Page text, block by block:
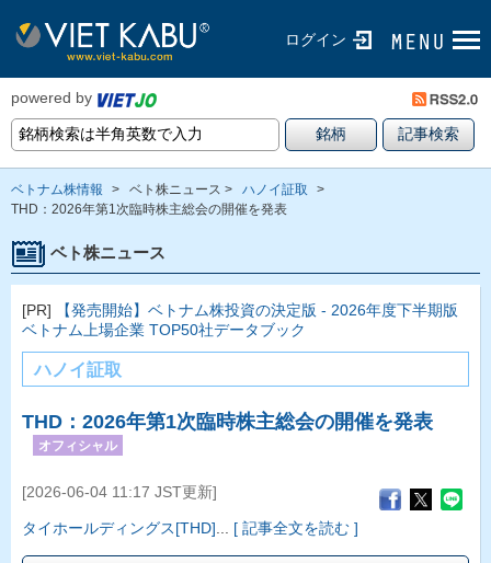
ログイン
powered by
ベトナム株情報 > ベト株ニュース > ハノイ証取
>
THD：2026年第1次臨時株主総会の開催を発表
ベト株ニュース
[PR]
【発売開始】ベトナム株投資の決定版 - 2026年度下半期版
ベトナム上場企業 TOP50社データブック
ハノイ証取
THD：2026年第1次臨時株主総会の開催を発表
オフィシャル
[2026-06-04 11:17 JST更新]
タイホールディングス[THD] [ 記事全文を読む ]